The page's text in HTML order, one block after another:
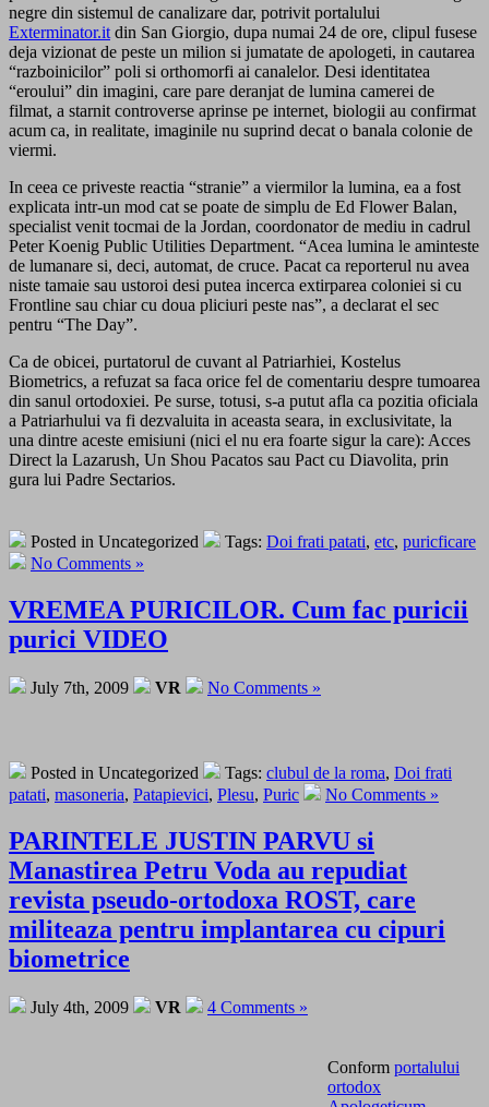
negre din sistemul de canalizare dar, potrivit portalului
Exterminator.it din San Giorgio, dupa numai 24 de ore, clipul fusese
deja vizionat de peste un milion si jumatate de apologeti, in cautarea
“razboinicilor” poli si orthomorfi ai canalelor. Desi identitatea
“eroului” din imagini, care pare deranjat de lumina camerei de
filmat, a starnit controverse aprinse pe internet, biologii au confirmat
acum ca, in realitate, imaginile nu suprind decat o banala colonie de
viermi.
In ceea ce priveste reactia “stranie” a viermilor la lumina, ea a fost
explicata intr-un mod cat se poate de simplu de Ed Flower Balan,
specialist venit tocmai de la Jordan, coordonator de mediu in cadrul
Peter Koenig Public Utilities Department. “Acea lumina le aminteste
de lumanare si, deci, automat, de cruce. Pacat ca reporterul nu avea
niste tamaie sau ustoroi desi putea incerca extirparea coloniei si cu
Frontline sau chiar cu doua pliciuri peste nas”, a declarat el sec
pentru “The Day”.
Ca de obicei, purtatorul de cuvant al Patriarhiei, Kostelus
Biometrics, a refuzat sa faca orice fel de comentariu despre tumoarea
din sanul ortodoxiei. Pe surse, totusi, s-a putut afla ca pozitia oficiala
a Patriarhului va fi dezvaluita in aceasta seara, in exclusivitate, la
una dintre aceste emisiuni (nici el nu era foarte sigur la care): Acces
Direct la Lazarush, Un Shou Pacatos sau Pact cu Diavolita, prin
gura lui Padre Sectarios.
Posted in Uncategorized Tags: Doi frati patati, etc, puricficare
No Comments »
VREMEA PURICILOR. Cum fac puricii
purici VIDEO
July 7th, 2009 VR No Comments »
Posted in Uncategorized Tags: clubul de la roma, Doi frati
patati, masoneria, Patapievici, Plesu, Puric No Comments »
PARINTELE JUSTIN PARVU si
Manastirea Petru Voda au repudiat
revista pseudo-ortodoxa ROST, care
militeaza pentru implantarea cu cipuri
biometrice
July 4th, 2009 VR 4 Comments »
Conform portalului
ortodox